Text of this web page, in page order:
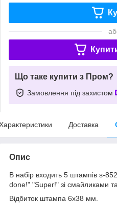
Що таке купити з Пром?
Замовлення під захистом
Доставка
Опис
В набір входить 5 штампів s-
done!" "Super!" зі смайликами
Відбиток штампа 6х38 мм.